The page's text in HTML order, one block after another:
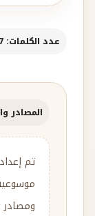
عدد الكلمات: 627
المصادر
تم
ومصادر